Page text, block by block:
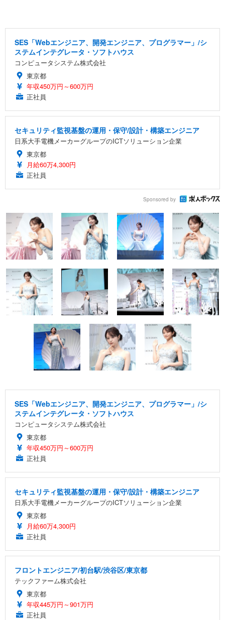
SES「Webエンジニア、開発エンジニア、プログラマー」/シ
ステムインテグレータ・ソフトハウス
コンピュータシステム株式会社
東京都
年収450万円～600万円
正社員
セキュリティ監視基盤の運用・保守/設計・構築エンジニア
日系大手電機メーカーグループのICTソリューション企業
東京都
月給60万4,300円
正社員
Sponsored by
SES「Webエンジニア、開発エンジニア、プログラマー」/シ
ステムインテグレータ・ソフトハウス
コンピュータシステム株式会社
東京都
年収450万円～600万円
正社員
セキュリティ監視基盤の運用・保守/設計・構築エンジニア
日系大手電機メーカーグループのICTソリューション企業
東京都
月給60万4,300円
正社員
フロントエンジニア/初台駅/渋谷区/東京都
テックファーム株式会社
東京都
年収445万円～901万円
正社員